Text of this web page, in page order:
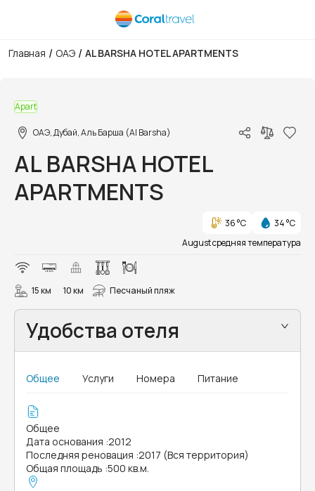
Главная / ОАЭ / AL BARSHA HOTEL APARTMENTS
Apart
ОАЭ, Дубай, Аль Барша (Al Barsha)
AL BARSHA HOTEL
APARTMENTS
36 °C
34 °C
August средняя температура
15 км 10 км Песчаный пляж
Удобства отеля
Общее Услуги Номера Питание
Общее
Дата основания :2012
Последняя реновация :2017 (Вся территория)
Общая площадь :500 кв.м.